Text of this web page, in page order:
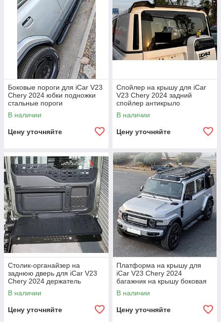
Боковые пороги для iCar V23
Chery 2024 юбки подножки
стальные пороги
В наличии
Цену уточняйте
Спойлер на крышу для iCar
V23 Chery 2024 задний
спойлер антикрыло
В наличии
Цену уточняйте
Столик-органайзер на
заднюю дверь для iCar V23
Chery 2024 держатель
крепление
многофункциональный
В наличии
Цену уточняйте
Платформа на крышу для
iCar V23 Chery 2024
багажник на крышу боковая
лестница боковой столик
В наличии
Цену уточняйте